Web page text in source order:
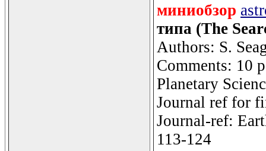
миниобзор
типа (The
Authors: S.
Comments: 10
Planetary
Journal ref for
Journal-ref:
113-124